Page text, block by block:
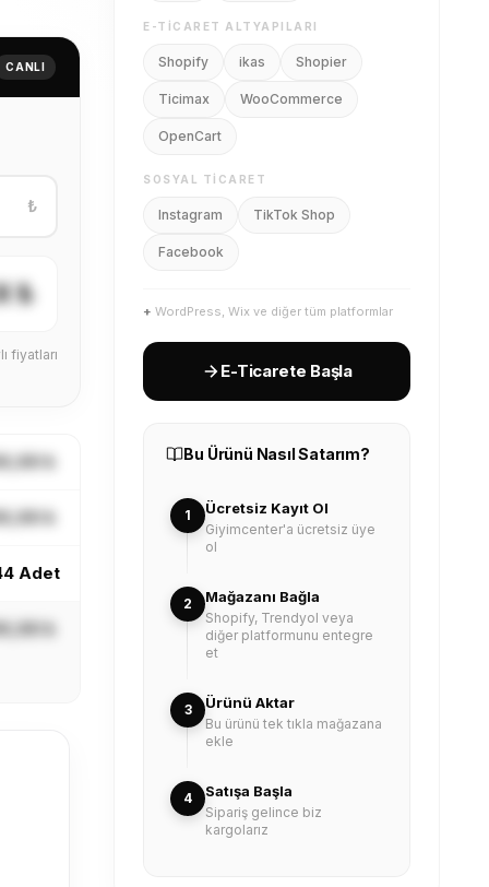
CANLI
₺
₺
fiyatları
₺
₺
Adet
₺
E-TICARET ALTYAPILARI
Shopify ikas Shopier
Ticimax WooCommerce
OpenCart
SOSYAL TICARET
Instagram TikTok Shop
Facebook
+ WordPress, Wix ve diğer tüm platformlar
E-Ticarete Başla
Bu Ürünü Nasıl Satarım?
1 Ücretsiz Kayıt Ol
Giyimcenter'a ücretsiz üye
ol
2 Mağazanı Bağla
Shopify, Trendyol veya
diğer platformunu entegre
et
3 Ürünü Aktar
Bu ürünü tek tıkla mağazana
ekle
4 Satışa Başla
Sipariş gelince biz
kargolarız